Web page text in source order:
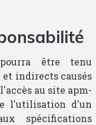
être tenu
et indirects causés
au site apm-
l'utilisation d'un
spécifications